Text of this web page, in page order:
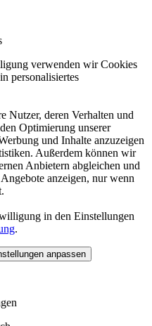
verwenden wir Cookies
personalisiertes
Nutzer, deren Verhalten und
Optimierung unserer
und Inhalte anzuzeigen
Außerdem können wir
Anbietern abgleichen und
anzeigen, nur wenn
in den Einstellungen
.
anpassen